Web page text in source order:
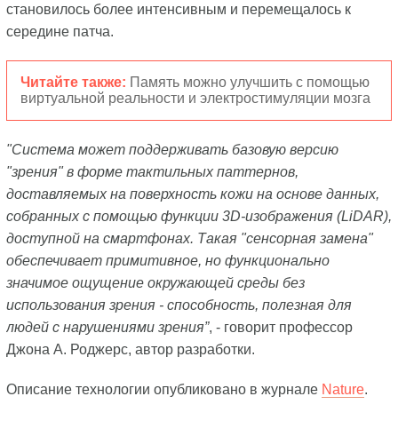
становилось более интенсивным и перемещалось к
середине патча.
Читайте также: Память можно улучшить с помощью
виртуальной реальности и электростимуляции мозга
"Система может поддерживать базовую версию
"зрения" в форме тактильных паттернов,
доставляемых на поверхность кожи на основе данных,
собранных с помощью функции 3D-изображения (LiDAR),
доступной на смартфонах. Такая "сенсорная замена"
обеспечивает примитивное, но функционально
значимое ощущение окружающей среды без
использования зрения - способность, полезная для
людей с нарушениями зрения”, - говорит профессор
Джона А. Роджерс, автор разработки.
Описание технологии опубликовано в журнале Nature.